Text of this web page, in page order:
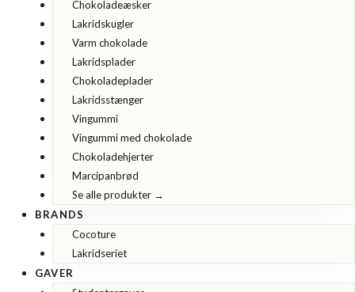
Chokoladeæsker
Lakridskugler
Varm chokolade
Lakridsplader
Chokoladeplader
Lakridsstænger
Vingummi
Vingummi med chokolade
Chokoladehjerter
Marcipanbrød
Se alle produkter →
BRANDS
Cocoture
Lakridseriet
GAVER